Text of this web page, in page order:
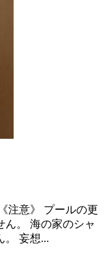
注意》 プールの更
ん。 海の家のシャ
。 妄想...